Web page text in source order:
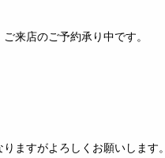
来店のご予約承り中です。
ますがよろしくお願いします。